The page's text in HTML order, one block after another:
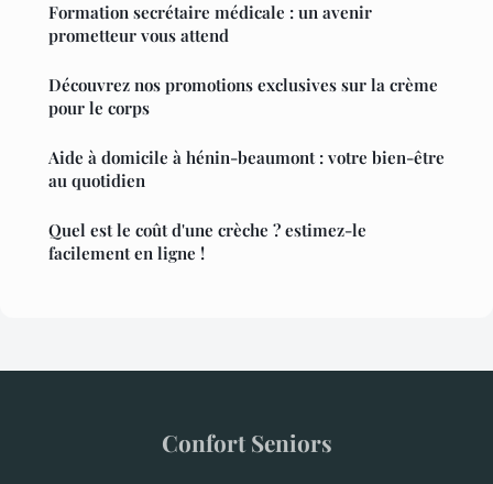
Formation secrétaire médicale : un avenir
prometteur vous attend
Découvrez nos promotions exclusives sur la crème
pour le corps
Aide à domicile à hénin-beaumont : votre bien-être
au quotidien
Quel est le coût d'une crèche ? estimez-le
facilement en ligne !
Confort Seniors